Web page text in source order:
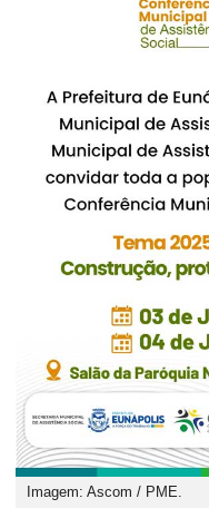
Imagem: Ascom / PME.